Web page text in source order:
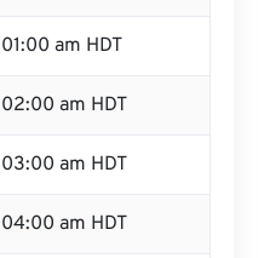
01:00 am HDT
02:00 am HDT
03:00 am HDT
04:00 am HDT